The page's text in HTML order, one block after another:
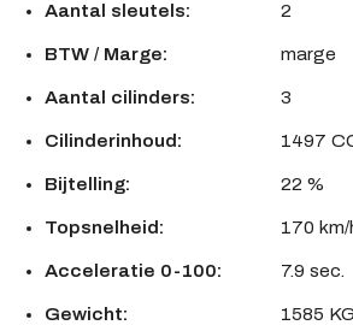
Aantal sleutels: 2
BTW / Marge: marge
Aantal cilinders: 3
Cilinderinhoud: 1497
Bijtelling: 22 %
Topsnelheid: 170 km/
Acceleratie 0-100: 7.9 sec.
Gewicht: 1585 KG